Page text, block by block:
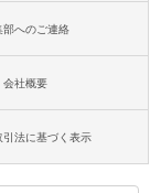
部へのご連絡
会社概要
引法に基づく表示